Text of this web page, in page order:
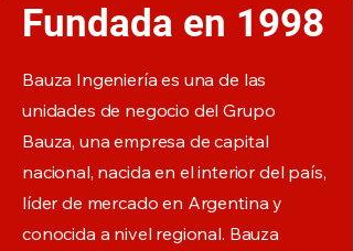
Fundada en 1998
Bauza Ingeniería es una de las
unidades de negocio del Grupo
Bauza, una empresa de capital
nacional, nacida en el interior del país,
líder de mercado en Argentina y
conocida a nivel regional. Bauza